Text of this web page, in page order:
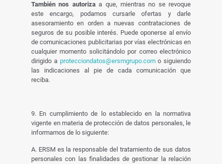
También nos autorizaa que, mientras no se revoque
este encargo, podamos cursarle ofertas y darle
asesoramiento en orden a nuevas contrataciones de
seguros de su posible interés. Puede oponerse al envío
de comunicaciones publicitarias por vías electrónicas en
cualquier momento solicitándolo por correo electrónico
dirigido a protecciondatos@ersmgrupo.como siguiendo
las indicaciones al pie de cada comunicación que
reciba.
9. En cumplimiento de lo establecido en la normativa
vigente en materia de protección de datos personales, le
informamos de lo siguiente:
A. ERSM es la responsable del tratamiento de sus datos
personales con las finalidades de gestionar la relación